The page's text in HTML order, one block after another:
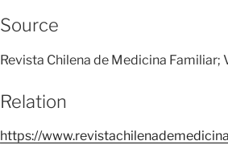
Source
Revista Chilena de Medicina Familiar;
Relation
https://